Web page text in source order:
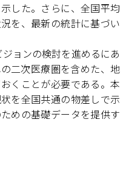
した。さらに、全国平均
を、最新の統計に基づい
ョンの検討を進めるにあ
二次医療圏を含めた、地
くことが必要である。本
を全国共通の物差しで示
めの基礎データを提供す